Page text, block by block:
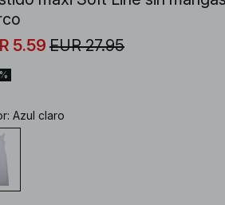
5.59 EUR 27.95
: Azul claro